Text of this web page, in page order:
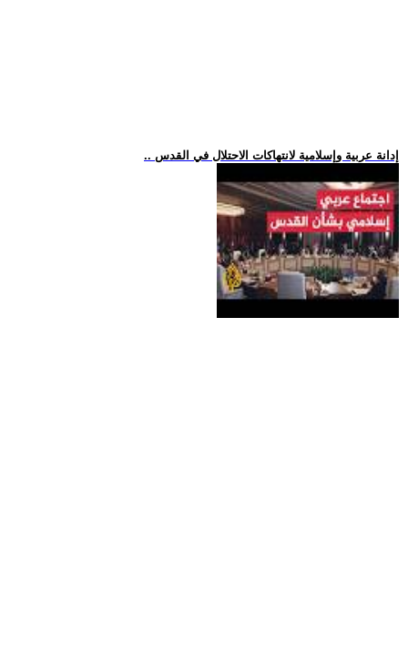
.. إدانة عربية وإسلامية لانتهاكات الاحتلال في القدس